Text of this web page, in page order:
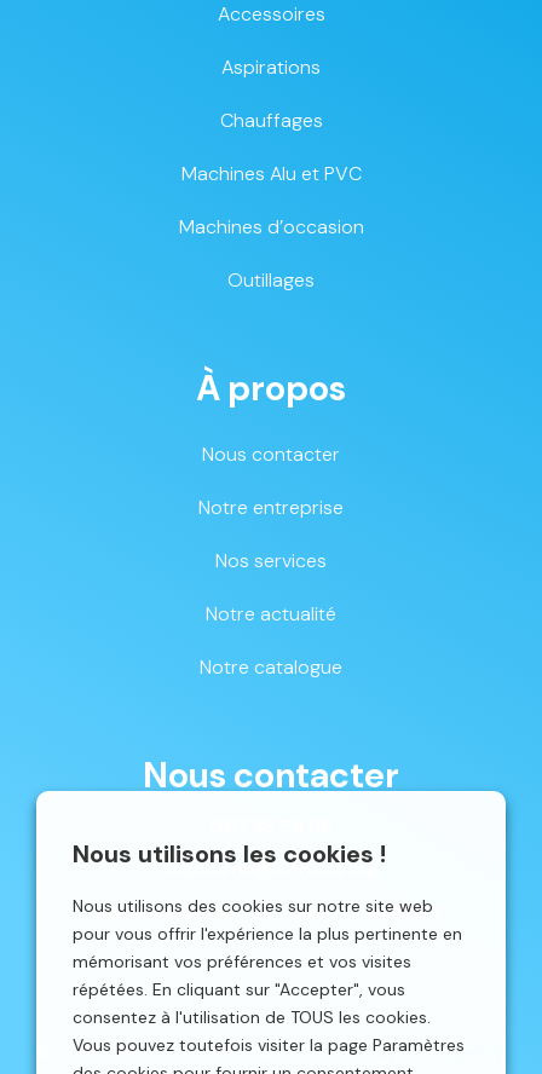
Nous utilisons les cookies !
Nous utilisons des cookies sur notre site web
pour vous offrir l'expérience la plus pertinente en
mémorisant vos préférences et vos visites
répétées. En cliquant sur "Accepter", vous
consentez à l'utilisation de TOUS les cookies.
Vous pouvez toutefois visiter la page Paramètres
Accessoires
Aspirations
Chauffages
Machines Alu et PVC
Machines d’occasion
Outillages
À propos
Nous contacter
Notre entreprise
Nos services
Notre actualité
Notre catalogue
Nous contacter
mschene@schene.be
Avenue du Parc 16 | 4650 CHAINEUX
©2026 Schêne. Site web réalisé parLocalisy Web Agency.